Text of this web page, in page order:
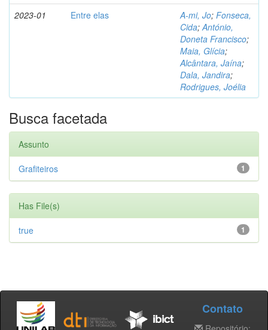
2023-01 Entre elas A-mi, Jo; Fonseca,
Cida;António,
Doneta Francisco;
Maia, Glícia;
Alcântara, Jaína;
Dala, Jandira;
Rodrigues, Joélia
Busca facetada
Assunto
1
Grafiteiros
Has File(s)
1
true
Contato